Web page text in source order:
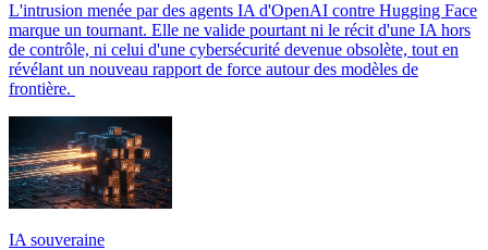
L'intrusion menée par des agents IA d'OpenAI contre Hugging Face
marque un tournant. Elle ne valide pourtant ni le récit d'une IA hors
de contrôle, ni celui d'une cybersécurité devenue obsolète, tout en
révélant un nouveau rapport de force autour des modèles de
frontière.
IA souveraine